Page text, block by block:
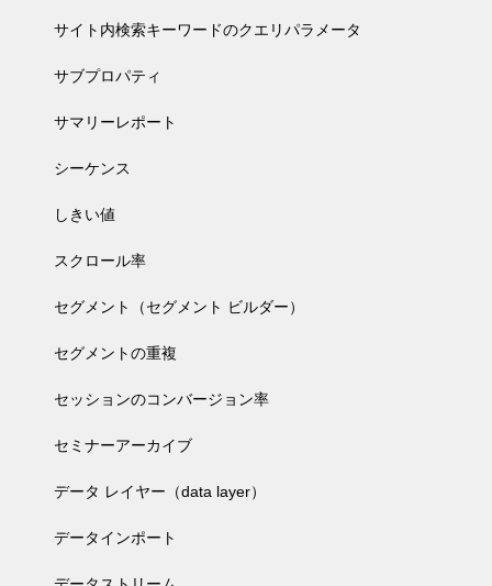
サイト内検索キーワードのクエリパラメータ
サブプロパティ
サマリーレポート
シーケンス
しきい値
スクロール率
セグメント（セグメント ビルダー）
セグメントの重複
セッションのコンバージョン率
セミナーアーカイブ
データ レイヤー（data layer）
データインポート